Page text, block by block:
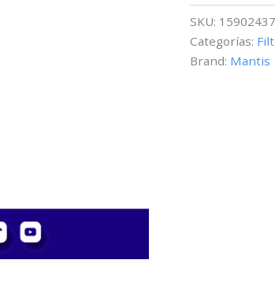
cantidad
SKU: 15902437
Categorías:
Brand: Mantis